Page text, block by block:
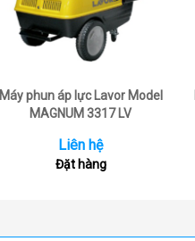
Máy phun áp lực Lavor Model
MAGNUM 3317 LV
Liên hệ
Đặt hàng